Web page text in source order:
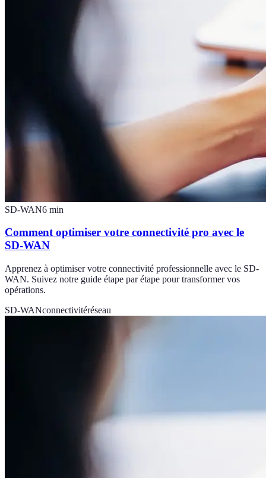
SD-WAN6 min
Comment optimiser votre connectivité pro avec le
SD-WAN
Apprenez à optimiser votre connectivité professionnelle avec le SD-
WAN. Suivez notre guide étape par étape pour transformer vos
opérations.
SD-WANconnectivitéréseau